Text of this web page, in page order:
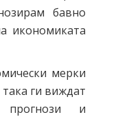
бавно
икономиката
мерки
ги виждат
прогнози и